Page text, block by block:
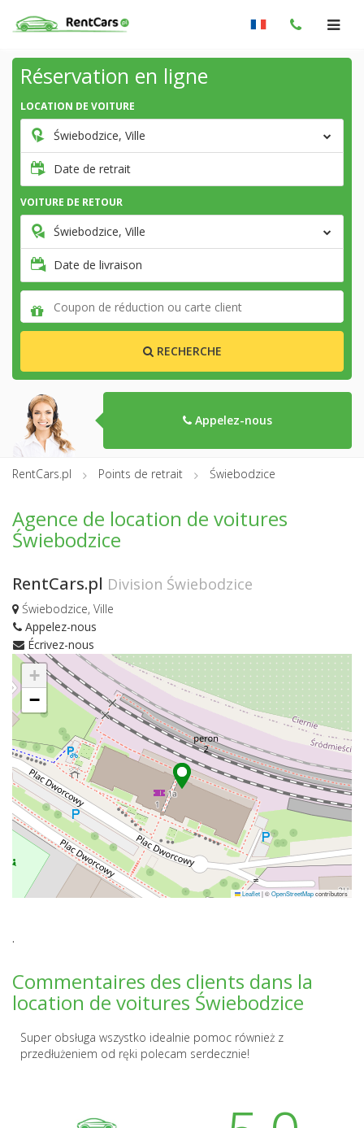
Réservation en ligne
LOCATION DE VOITURE
Świebodzice, Ville
Date de retrait
VOITURE DE RETOUR
Świebodzice, Ville
Date de livraison
RECHERCHE
Appelez-nous
RentCars.pl Points de retrait Świebodzice
Agence de location de voitures
Świebodzice
RentCars.pl Division Świebodzice
Świebodzice, Ville
Appelez-nous
Écrivez-nous
+
−
Leaflet|©OpenStreetMapcontributors
.
Commentaires des clients dans la
location de voitures Świebodzice
Super obsługa wszystko idealnie pomoc również z
przedłużeniem od ręki polecam serdecznie!